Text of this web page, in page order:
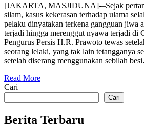
[JAKARTA, MASJIDUNA]-–Sejak
silam, kasus kekerasan terhadap ulama
pelaku dinyatakan terkena gangguan jiwa
terjadi hingga merenggut nyawa terjadi di
Pengurus Persis H.R. Prawoto tewas
seorang lelaki, yang tak lain tetangganya
setelah diserang menggunakan sebilah
Read More
Cari
Cari
Berita Terbaru